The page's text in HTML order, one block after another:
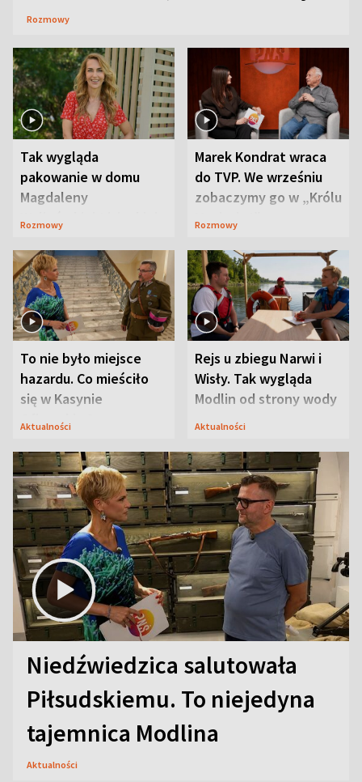
Rozmowy
Tak wygląda
pakowanie w domu
Magdaleny
Waligórskiej-Lisieckiej.
Rozmowy
Marek Kondrat wraca
do TVP. We wrześniu
zobaczymy go w „Królu
Maciusiu I”
Rozmowy
To nie było miejsce
hazardu. Co mieściło
się w Kasynie
Oficerskim?
Aktualności
Rejs u zbiegu Narwi i
Wisły. Tak wygląda
Modlin od strony wody
Aktualności
Niedźwiedzica salutowała
Piłsudskiemu. To niejedyna
tajemnica Modlina
Aktualności